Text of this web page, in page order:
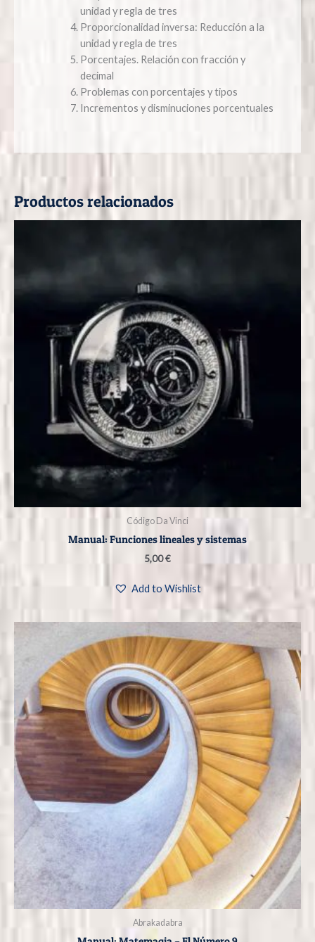
unidad y regla de tres
Proporcionalidad inversa: Reducción a la
unidad y regla de tres
Porcentajes. Relación con fracción y
decimal
Problemas con porcentajes y tipos
Incrementos y disminuciones porcentuales
Productos relacionados
Código Da Vinci
Manual: Funciones lineales y sistemas
5,00€
Add to Wishlist
Abrakadabra